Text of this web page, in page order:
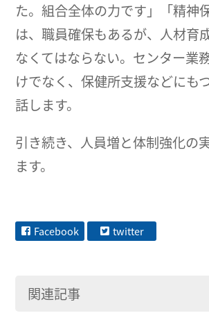
た。組合全体の力です」「精神
は、職員確保もあるが、人材育
なくてはならない。センター業
けでなく、保健所支援などにも
話します。
引き続き、人員増と体制強化の
ます。
Facebook twitter
関連記事